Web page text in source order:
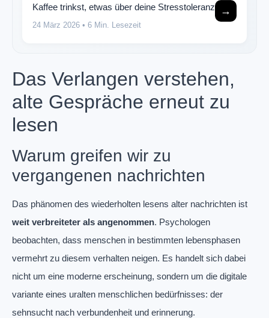
Kaffee trinkst, etwas über deine Stresstoleranz
24 März 2026 • 6 Min. Lesezeit
→
Das Verlangen verstehen,
alte Gespräche erneut zu
lesen
Warum greifen wir zu
vergangenen nachrichten
Das phänomen des wiederholten lesens alter nachrichten ist
weit verbreiteter als angenommen. Psychologen
beobachten, dass menschen in bestimmten lebensphasen
vermehrt zu diesem verhalten neigen. Es handelt sich dabei
nicht um eine moderne erscheinung, sondern um die digitale
variante eines uralten menschlichen bedürfnisses: der
sehnsucht nach verbundenheit und erinnerung.